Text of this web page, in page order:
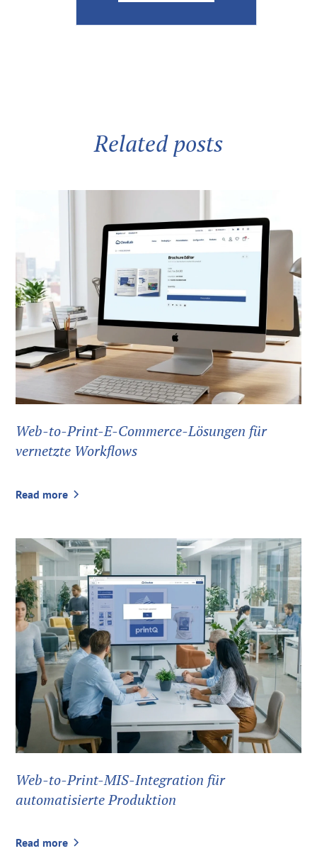
Related posts
Web-to-Print-E-Commerce-Lösungen für
vernetzte Workflows
Read more
Web-to-Print-MIS-Integration für
automatisierte Produktion
Read more